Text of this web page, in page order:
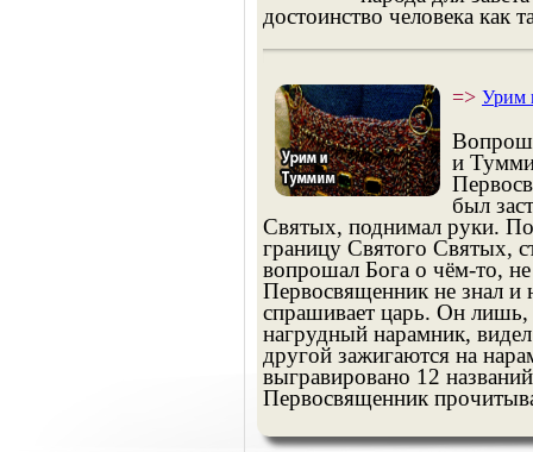
достоинство человека как
=> Урим
и
был
Святых, поднимал руки.
границу Святого Святых,
вопрошал Бога о чём-то,
Первосвященник не знал и
спрашивает царь. Он лишь,
нагрудный нарамник,
другой зажигаются на
выгравировано 12
Первосвященник